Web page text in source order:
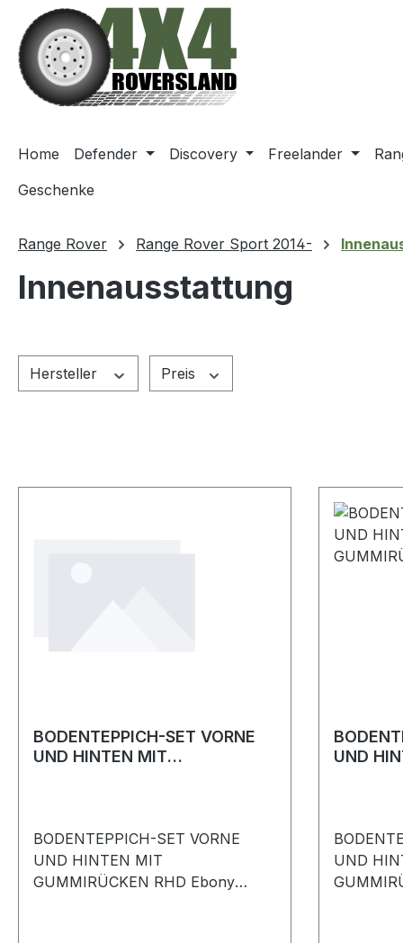
Hauptinhalt springen
Zur Suche springen
Zur Hauptnavigation springen
Home Defender Discovery Freelander
Geschenke
Range Rover Range Rover Sport 2014-
Innenausstattung
Hersteller Preis
BODENTEPPICH-SET VORNE
UND HINTEN MIT
BODENTEPPICH-SET VORNE
UND HINTEN MIT
GUMMIRÜCKEN RHD Ebony
UND
UND